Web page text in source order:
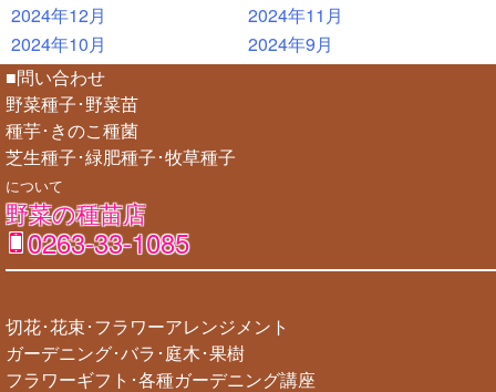
2024年12月
2024年11月
2024年10月
2024年9月
■問い合わせ
野菜種子･野菜苗
種芋･きのこ種菌
芝生種子･緑肥種子･牧草種子
について
野菜の種苗店
0263-33-1085
切花･花束･フラワーアレンジメント
ガーデニング･バラ･庭木･果樹
フラワーギフト･各種ガーデニング講座